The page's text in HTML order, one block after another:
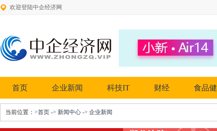
欢迎登陆中企经济网
首页 企业新闻 科技IT 财经 食品
当前位置： >首页 -> 新闻中心 -> 企业新闻